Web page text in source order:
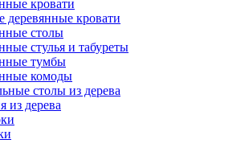
кровати
деревянные кровати
столы
стулья и табуреты
тумбы
комоды
столы из дерева
из дерева